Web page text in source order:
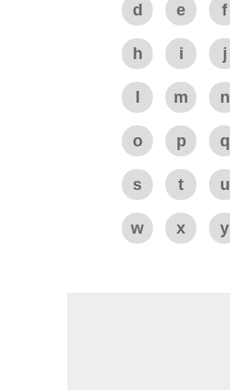
d e f
h i j
m n
o p q
s t u
w x y